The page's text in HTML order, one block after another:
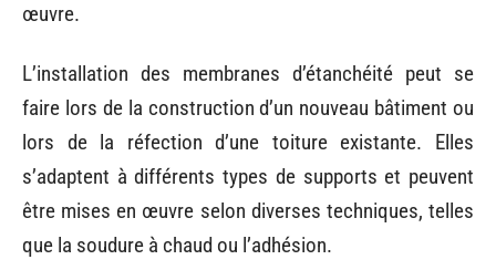
œuvre.
L’installation des membranes d’étanchéité peut se
faire lors de la construction d’un nouveau bâtiment ou
lors de la réfection d’une toiture existante. Elles
s’adaptent à différents types de supports et peuvent
être mises en œuvre selon diverses techniques, telles
que la soudure à chaud ou l’adhésion.